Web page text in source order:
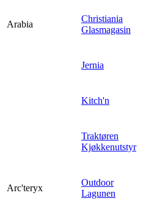
Arabia
Christiania
Glasmagasin
Jernia
Kitch'n
Traktøren
Kjøkkenutstyr
Arc'teryx
Outdoor
Lagunen